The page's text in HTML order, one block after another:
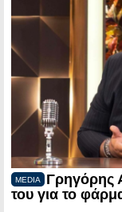
MEDIA
Γρηγόρης
του για το